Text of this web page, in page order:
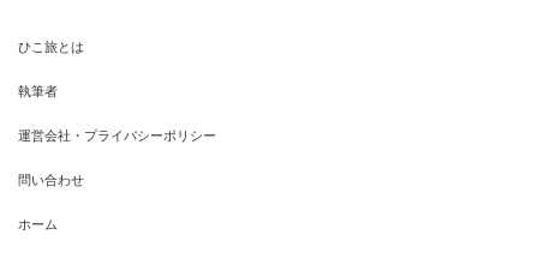
ひこ旅とは
執筆者
運営会社・プライバシーポリシー
問い合わせ
ホーム